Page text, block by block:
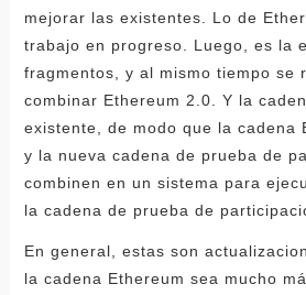
mejorar las existentes. Lo de
trabajo en progreso. Luego, es la
fragmentos, y al mismo tiempo se
combinar Ethereum 2.0. Y la
existente, de modo que la cadena
y la nueva cadena de prueba de
combinen en un sistema para
la cadena de prueba de
En general, estas son
la cadena Ethereum sea mucho